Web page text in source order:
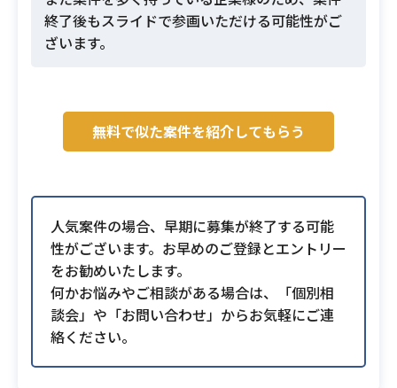
終了後もスライドで参画いただける可能性がご
ざいます。
無料で似た案件を紹介してもらう
人気案件の場合、早期に募集が終了する可能
性がございます。お早めのご登録とエントリー
をお勧めいたします。
何かお悩みやご相談がある場合は、「個別相
談会」や「お問い合わせ」からお気軽にご連
絡ください。